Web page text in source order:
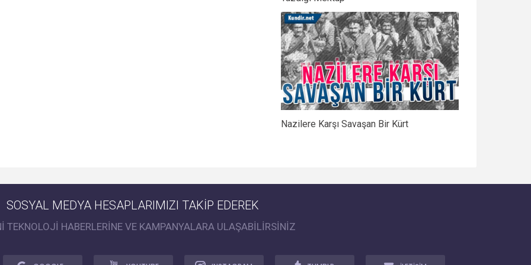
Nazilere Karşı Savaşan Bir Kürt
SOSYAL MEDYA HESAPLARIMIZI TAKİP EDEREK
TEKNOLOJİ HABERLERİNE VE KAMPANYALARA ULAŞABİLİRSİNİZ